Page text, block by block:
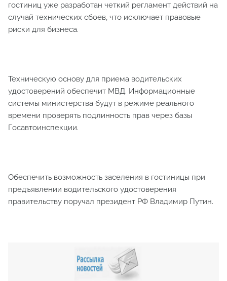
гостиниц уже разработан четкий регламент действий на
случай технических сбоев, что исключает правовые
риски для бизнеса.
Техническую основу для приема водительских
удостоверений обеспечит МВД. Информационные
системы министерства будут в режиме реального
времени проверять подлинность прав через базы
Госавтоинспекции.
Обеспечить возможность заселения в гостиницы при
предъявлении водительского удостоверения
правительству поручал президент РФ Владимир Путин.